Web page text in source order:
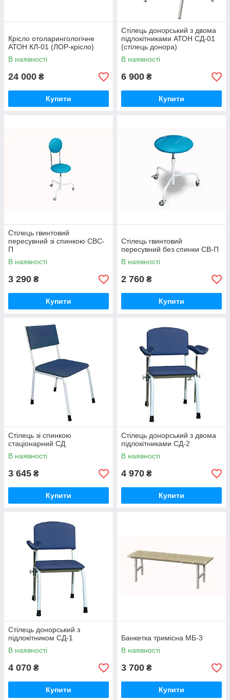
Крісло отоларингологічне
АТОН КЛ-01 (ЛОР-крісло)
В наявності
24 000 ₴
Купити
Стілець донорський з двома
підлокітниками АТОН СД-01
(стілець донора)
В наявності
6 900 ₴
Купити
Стілець гвинтовий
пересувний зі спинкою СВС-
П
В наявності
3 290 ₴
Купити
Стілець гвинтовий
пересувний без спинки СВ-П
В наявності
2 760 ₴
Купити
Стілець зі спинкою
стаціонарний СД
В наявності
3 645 ₴
Купити
Стілець донорський з двома
підлокітниками СД-2
В наявності
4 970 ₴
Купити
Стілець донорський з
підлокітником СД-1
В наявності
4 070 ₴
Купити
Банкетка тримісна МБ-3
В наявності
3 700 ₴
Купити